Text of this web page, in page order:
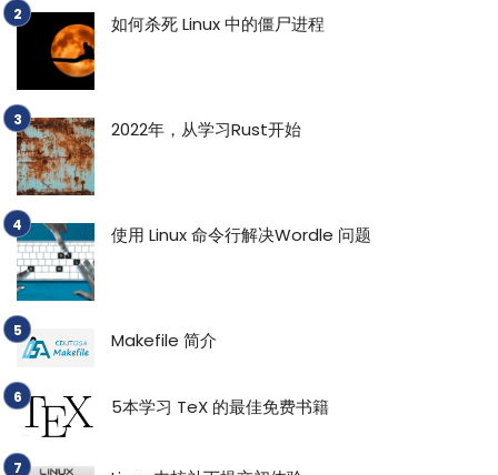
如何杀死 Linux 中的僵尸进程
2022年，从学习Rust开始
使用 Linux 命令行解决Wordle 问题
Makefile 简介
5本学习 TeX 的最佳免费书籍